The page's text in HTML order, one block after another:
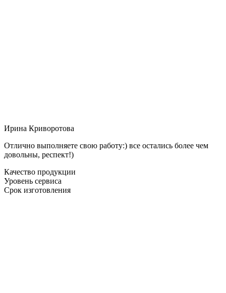
Ирина Криворотова
Отлично выполняете свою работу:) все остались более чем
довольны, респект!)
Качество продукции
Уровень сервиса
Срок изготовления